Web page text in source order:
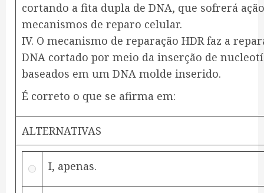
cortando a fita dupla de DNA, que sofrerá
mecanismos de reparo celular.
IV. O mecanismo de reparação HDR faz a
DNA cortado por meio da inserção de
baseados em um DNA molde inserido.
‌É correto o que se afirma em:
ALTERNATIVAS
I, apenas.